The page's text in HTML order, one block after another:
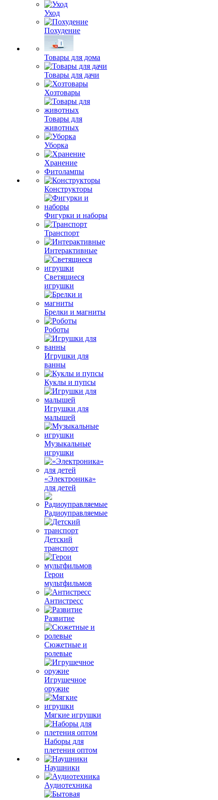
Уход
Похудение
Товары для дома
Товары для дачи
Хозтовары
Товары для
животных
Уборка
Хранение
Фитолампы
Конструкторы
Фигурки и наборы
Транспорт
Интерактивные
Светящиеся
игрушки
Брелки и магниты
Роботы
Игрушки для
ванны
Куклы и пупсы
Игрушки для
малышей
Музыкальные
игрушки
«Электроника»
для детей
Радиоуправляемые
Детский
транспорт
Герои
мультфильмов
Антистресс
Развитие
Сюжетные и
ролевые
Игрушечное
оружие
Мягкие игрушки
Наборы для
плетения оптом
Наушники
Аудиотехника